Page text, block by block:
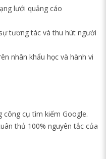
lưới quảng cáo
tương tác và thu hút người
nhân khẩu học và hành vi
cụ tìm kiếm Google.
thủ 100% nguyên tắc của